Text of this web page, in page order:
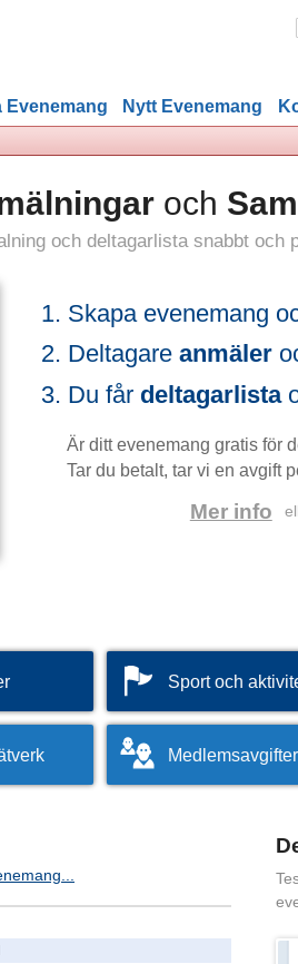
Evenemang Nytt Evenemang
och
och deltagarlista snabbt och
Skapa evenemang
Deltagare anmäler
Du får deltagarlista
Är ditt evenemang gratis för
Tar du betalt, tar vi en avgift
Mer info
Sport och
Medlemsavgifter